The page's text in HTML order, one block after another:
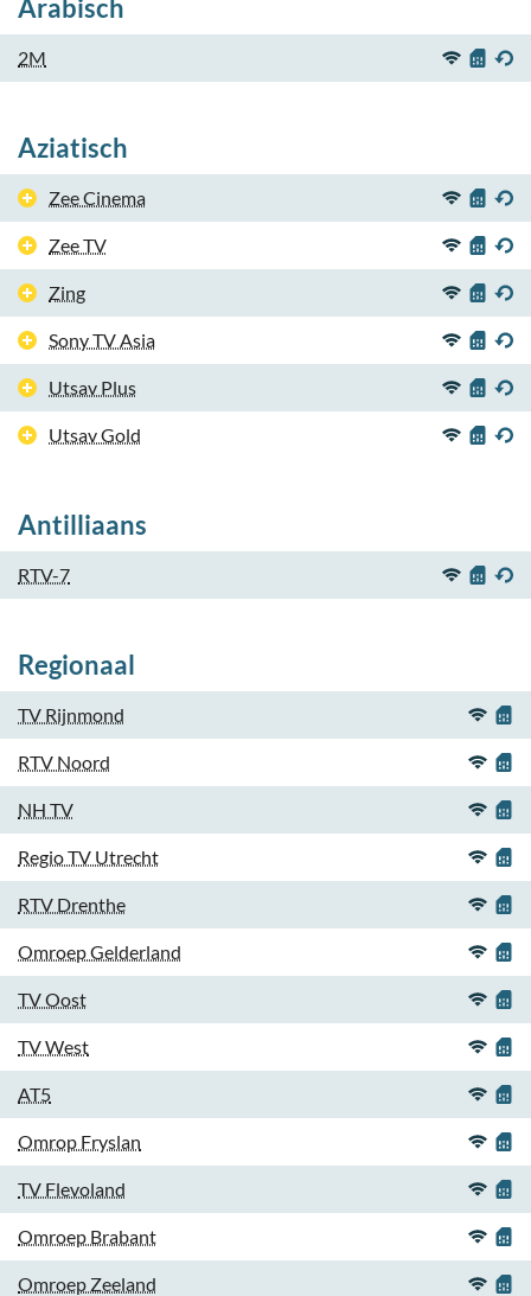
Arabisch
2M
Aziatisch
Zee Cinema
Zee TV
Zing
Sony TV Asia
Utsav Plus
Utsav Gold
Antilliaans
RTV-7
Regionaal
TV Rijnmond
RTV Noord
NH TV
Regio TV Utrecht
RTV Drenthe
Omroep Gelderland
TV Oost
TV West
AT5
Omrop Fryslan
TV Flevoland
Omroep Brabant
Omroep Zeeland